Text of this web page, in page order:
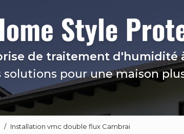
de traitement d'humidité
solutions pour une maison
Installation vmc double flux Cambrai